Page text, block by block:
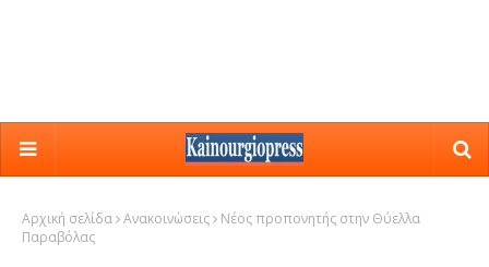
Αρχική σελίδα Ανακοινώσεις
Νέος προπονητής στην Θύελλα
Παραβόλας